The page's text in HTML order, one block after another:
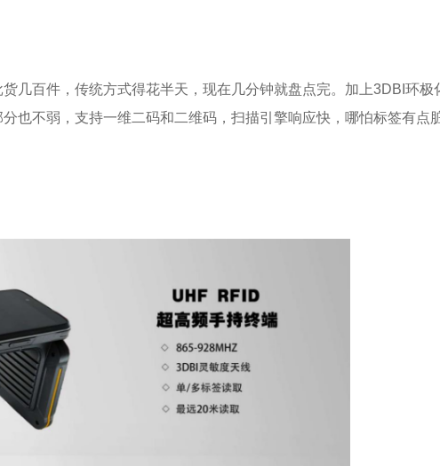
几百件，传统方式得花半天，现在几分钟就盘点完。加上3DBI环极
也不弱，支持一维二码和二维码，扫描引擎响应快，哪怕标签有点